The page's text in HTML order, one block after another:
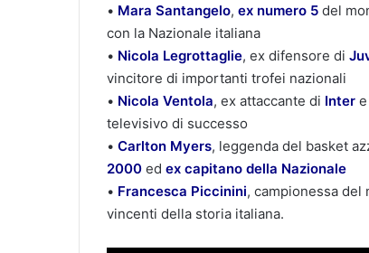
• Mara Santangelo, ex numero 5 del
con la Nazionale italiana
•⁠ Nicola Legrottaglie, ex difensore di
vincitore di importanti trofei nazionali
•⁠ ⁠ Nicola Ventola, ex attaccante di Inter e
televisivo di successo
• ⁠Carlton Myers, leggenda del basket
2000 ed ex capitano della Nazionale
•⁠ ⁠ Francesca Piccinini, campionessa del
vincenti della storia italiana.